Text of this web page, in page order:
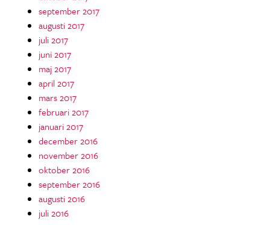
september 2017
augusti 2017
juli 2017
juni 2017
maj 2017
april 2017
mars 2017
februari 2017
januari 2017
december 2016
november 2016
oktober 2016
september 2016
augusti 2016
juli 2016